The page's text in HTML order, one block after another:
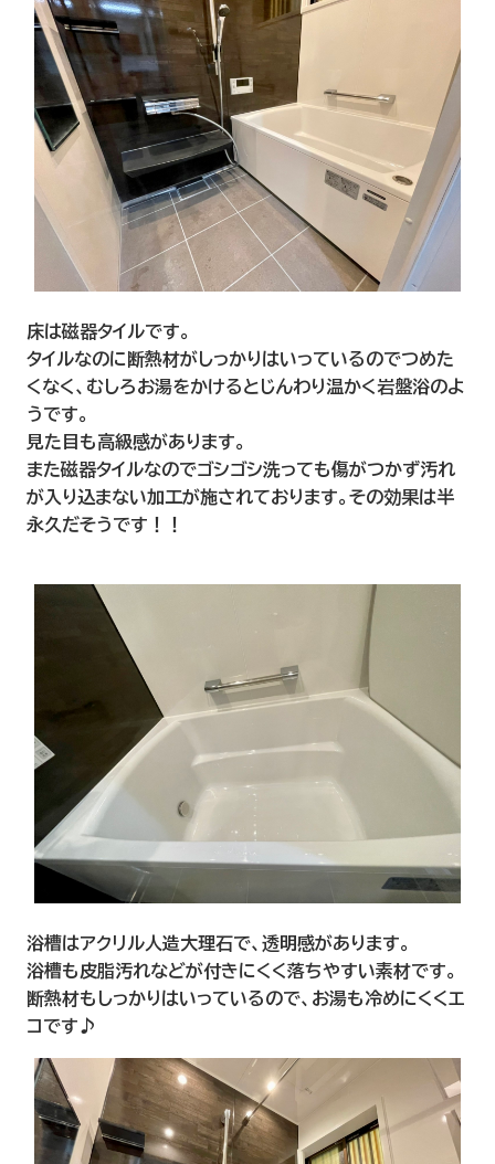
床は磁器タイルです。
タイルなのに断熱材がしっかりはいっているのでつめた
くなく、むしろお湯をかけるとじんわり温かく岩盤浴のよ
うです。
見た目も高級感があります。
また磁器タイルなのでゴシゴシ洗っても傷がつかず汚れ
が入り込まない加工が施されております。その効果は半
永久だそうです！！
浴槽はアクリル人造大理石で、透明感があります。
浴槽も皮脂汚れなどが付きにくく落ちやすい素材です。
断熱材もしっかりはいっているので、お湯も冷めにくくエ
コです♪